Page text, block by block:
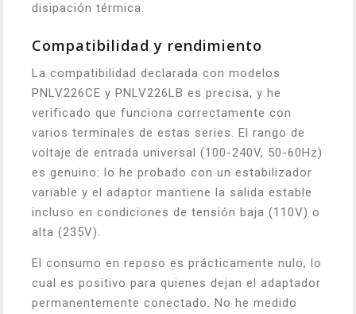
disipación térmica.
Compatibilidad y rendimiento
La compatibilidad declarada con modelos
PNLV226CE y PNLV226LB es precisa, y he
verificado que funciona correctamente con
varios terminales de estas series. El rango de
voltaje de entrada universal (100-240V, 50-60Hz)
es genuino: lo he probado con un estabilizador
variable y el adaptor mantiene la salida estable
incluso en condiciones de tensión baja (110V) o
alta (235V).
El consumo en reposo es prácticamente nulo, lo
cual es positivo para quienes dejan el adaptador
permanentemente conectado. No he medido